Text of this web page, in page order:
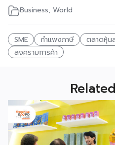
Business, World
SME กำแพงภาษี ตลาดหุ้น
สงครามการค้า